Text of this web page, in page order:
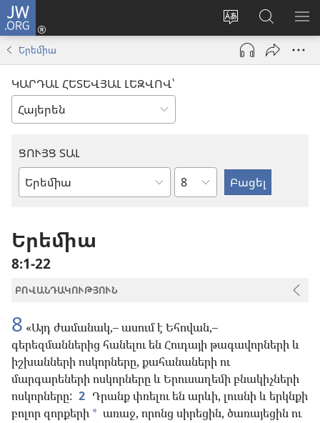
JW.ORG
Փոխել
կայքի
լեզուն
Մուտքագրվել
(բացվումՈրոնում
JW.ORG
կայքում
Երեմիա
ԿԱՐԴԱԼ ՀԵՏԵՎՅԱԼ ԼԵԶՎՈՎ՝
ՑՈՒՅՑ ՏԱԼ
Աստվածաշնչյան
Ըստ
գլուխների
Երեմիա
8։1-22
ԲՈՎԱՆԴԱԿՈՒԹՅՈՒՆ
8 «Այդ ժամանակ,– ասում է Եհովան,–
գերեզմաններից հանելու են Հուդայի թագավորների և
իշխանների ոսկորները, քահանաների ու
մարգարեների ոսկորները և Երուսաղեմի բնակիչների
ոսկորները: 2 Դրանք փռելու են արևի, լուսնի և երկնքի
բոլոր զորքերի * առաջ, որոնց սիրեցին, ծառայեցին ու